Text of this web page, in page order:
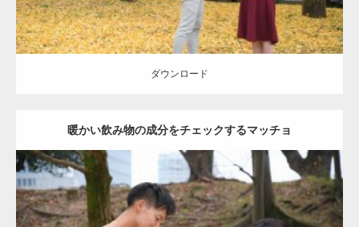
ダウンロード
暖かい飲み物の成分をチェックするマッチョ
Update:2021.07.8